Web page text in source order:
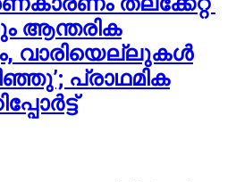
ആന്തരിക
വാരിയെല്ലുകൾ‌
പ്രാഥമിക